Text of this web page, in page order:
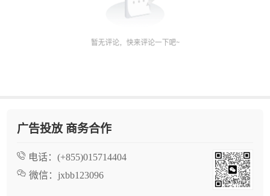
广告投放 商务合作
电话： (+855)015714404
微信： jxbb123096